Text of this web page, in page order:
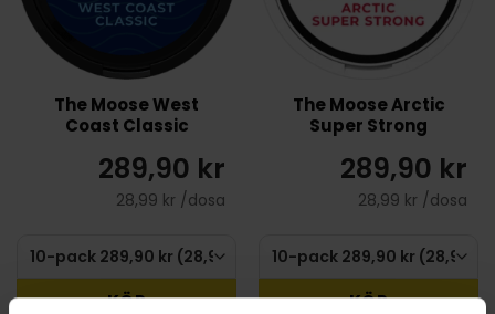
The Moose West
Coast Classic
289,90 kr
28,99 kr /dosa
KÖP
The Moose Arctic
Super Strong
289,90 kr
28,99 kr /dosa
KÖP